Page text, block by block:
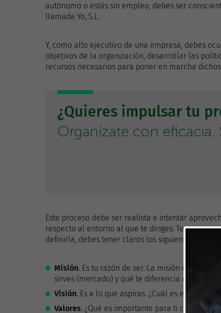
autónomo o estás sin empleo, debes ser
llamada Yo, S.L.
Y, como alto ejecutivo de una empresa, debes
objetivos de la organización, desarrollar las
recursos necesarios para poner en marcha
¿Quieres impulsar tu
Organízate con eficacia.
Este proceso debe ser realista e intentar
respecto al entorno al que te diriges. Tener una
definirla, debes tener claros los siguientes
Misión. Es tu razón de ser. La misión describe
sirves (mercado) y qué te diferencia de los
Visión. Es a lo que aspiras. ¿Cuál es el futuro
Valores. ¿Qué es importante para ti como